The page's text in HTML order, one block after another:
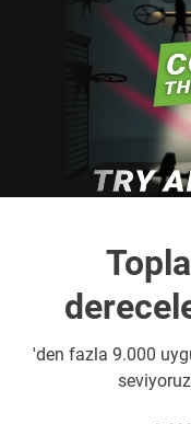
'den fazla 9.000